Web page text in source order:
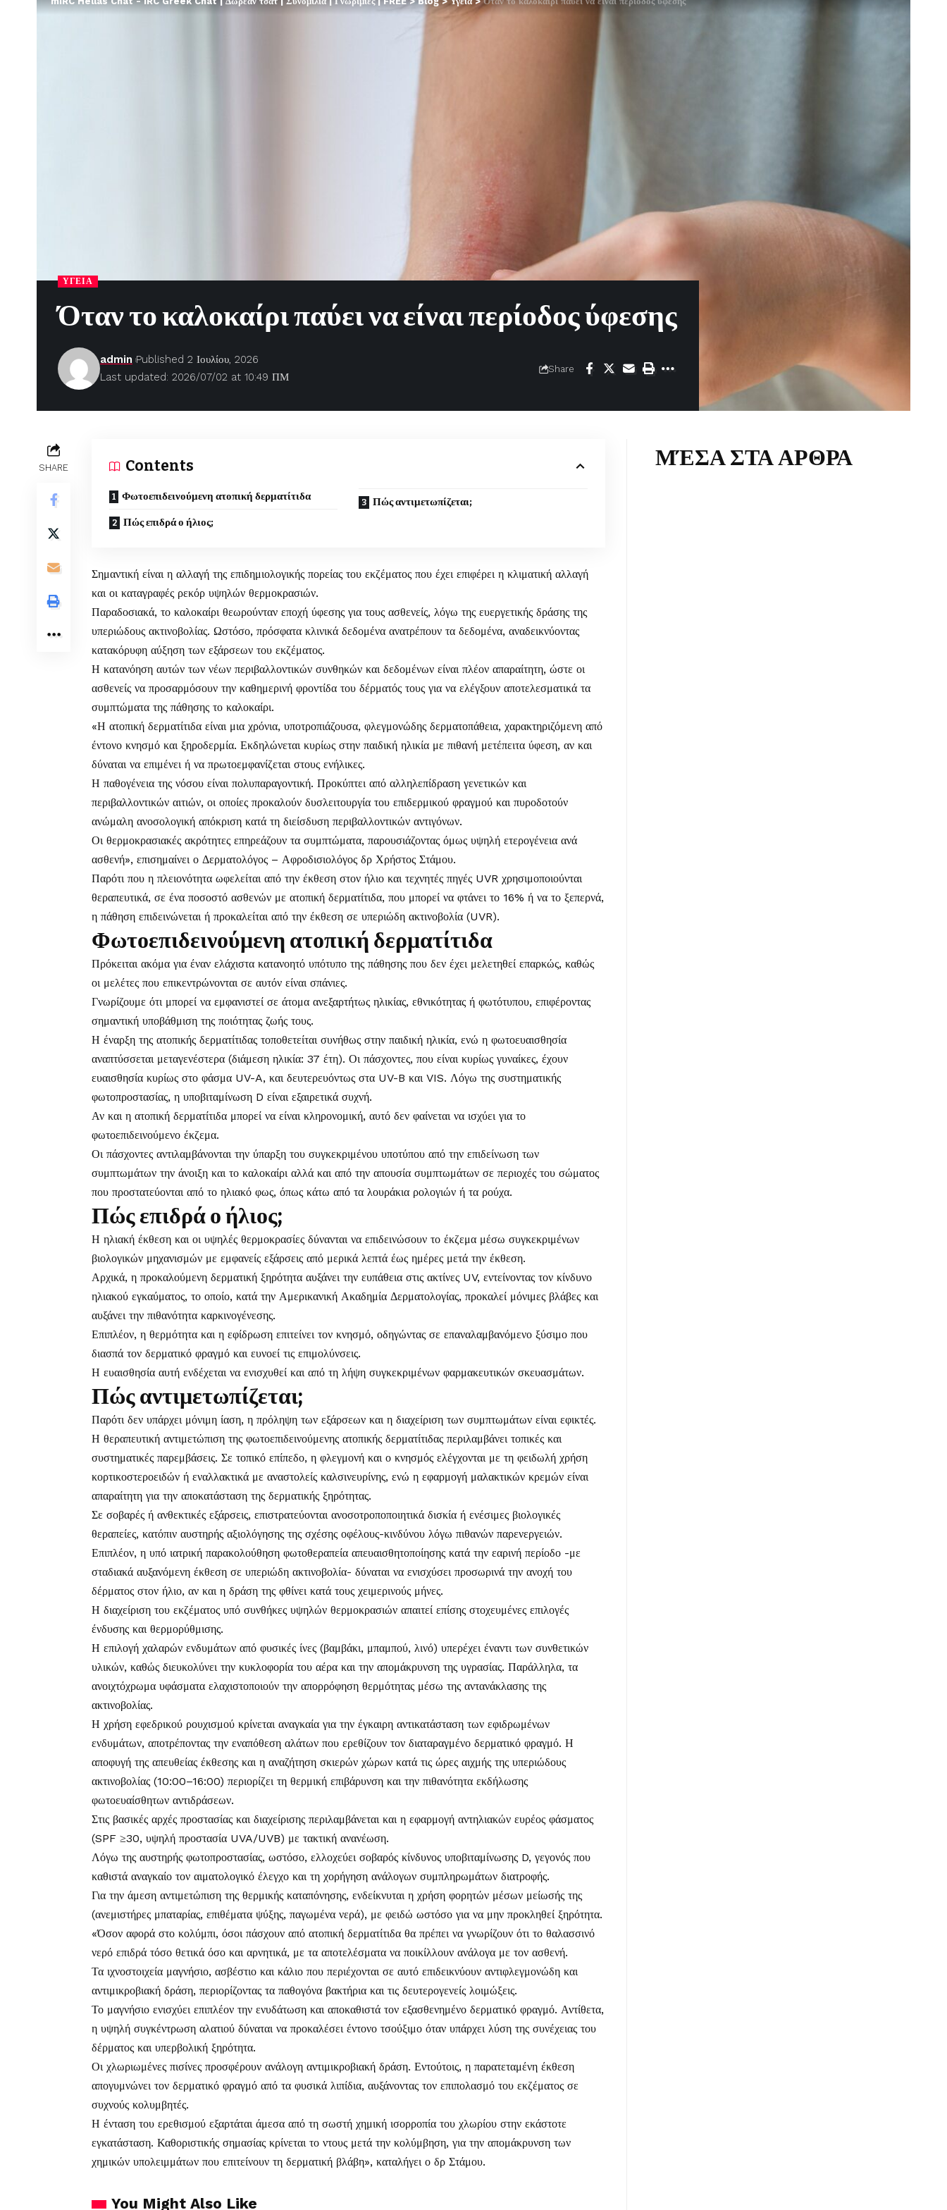
ΥΓΕΊΑ
Όταν το καλοκαίρι παύει να είναι περίοδος ύφεσης
Last updated: 2026/07/02 at 10:49 ΠΜ
admin Published 2 Ιουλίου, 2026
Share
SHARE Contents
Φωτοεπιδεινούμενη ατοπική δερματίτιδα
Πώς επιδρά ο ήλιος;
Πώς αντιμετωπίζεται;
Σημαντική είναι η αλλαγή της επιδημιολογικής πορείας του εκζέματος που έχει επιφέρει η κλιματική αλλαγή
και οι καταγραφές ρεκόρ υψηλών θερμοκρασιών.
Παραδοσιακά, το καλοκαίρι θεωρούνταν εποχή ύφεσης για τους ασθενείς, λόγω της ευεργετικής δράσης της
υπεριώδους ακτινοβολίας. Ωστόσο, πρόσφατα κλινικά δεδομένα ανατρέπουν τα δεδομένα, αναδεικνύοντας
κατακόρυφη αύξηση των εξάρσεων του εκζέματος.
Η κατανόηση αυτών των νέων περιβαλλοντικών συνθηκών και δεδομένων είναι πλέον απαραίτητη, ώστε οι
ασθενείς να προσαρμόσουν την καθημερινή φροντίδα του δέρματός τους για να ελέγξουν αποτελεσματικά τα
συμπτώματα της πάθησης το καλοκαίρι.
«Η ατοπική δερματίτιδα είναι μια χρόνια, υποτροπιάζουσα, φλεγμονώδης δερματοπάθεια, χαρακτηριζόμενη από
έντονο κνησμό και ξηροδερμία. Εκδηλώνεται κυρίως στην παιδική ηλικία με πιθανή μετέπειτα ύφεση, αν και
δύναται να επιμένει ή να πρωτοεμφανίζεται στους ενήλικες.
Η παθογένεια της νόσου είναι πολυπαραγοντική. Προκύπτει από αλληλεπίδραση γενετικών και
περιβαλλοντικών αιτιών, οι οποίες προκαλούν δυσλειτουργία του επιδερμικού φραγμού και πυροδοτούν
ανώμαλη ανοσολογική απόκριση κατά τη διείσδυση περιβαλλοντικών αντιγόνων.
Οι θερμοκρασιακές ακρότητες επηρεάζουν τα συμπτώματα, παρουσιάζοντας όμως υψηλή ετερογένεια ανά
ασθενή», επισημαίνει ο Δερματολόγος – Αφροδισιολόγος δρ Χρήστος Στάμου.
Παρότι που η πλειονότητα ωφελείται από την έκθεση στον ήλιο και τεχνητές πηγές UVR χρησιμοποιούνται
θεραπευτικά, σε ένα ποσοστό ασθενών με ατοπική δερματίτιδα, που μπορεί να φτάνει το 16% ή να το ξεπερνά,
η πάθηση επιδεινώνεται ή προκαλείται από την έκθεση σε υπεριώδη ακτινοβολία (UVR).
Φωτοεπιδεινούμενη ατοπική δερματίτιδα
Πρόκειται ακόμα για έναν ελάχιστα κατανοητό υπότυπο της πάθησης που δεν έχει μελετηθεί επαρκώς, καθώς
οι μελέτες που επικεντρώνονται σε αυτόν είναι σπάνιες.
Γνωρίζουμε ότι μπορεί να εμφανιστεί σε άτομα ανεξαρτήτως ηλικίας, εθνικότητας ή φωτότυπου, επιφέροντας
σημαντική υποβάθμιση της ποιότητας ζωής τους.
Η έναρξη της ατοπικής δερματίτιδας τοποθετείται συνήθως στην παιδική ηλικία, ενώ η φωτοευαισθησία
αναπτύσσεται μεταγενέστερα (διάμεση ηλικία: 37 έτη). Οι πάσχοντες, που είναι κυρίως γυναίκες, έχουν
ευαισθησία κυρίως στο φάσμα UV-A, και δευτερευόντως στα UV-B και VIS. Λόγω της συστηματικής
φωτοπροστασίας, η υποβιταμίνωση D είναι εξαιρετικά συχνή.
Αν και η ατοπική δερματίτιδα μπορεί να είναι κληρονομική, αυτό δεν φαίνεται να ισχύει για το
φωτοεπιδεινούμενο έκζεμα.
Οι πάσχοντες αντιλαμβάνονται την ύπαρξη του συγκεκριμένου υποτύπου από την επιδείνωση των
συμπτωμάτων την άνοιξη και το καλοκαίρι αλλά και από την απουσία συμπτωμάτων σε περιοχές του σώματος
που προστατεύονται από το ηλιακό φως, όπως κάτω από τα λουράκια ρολογιών ή τα ρούχα.
Πώς επιδρά ο ήλιος;
Η ηλιακή έκθεση και οι υψηλές θερμοκρασίες δύνανται να επιδεινώσουν το έκζεμα μέσω συγκεκριμένων
βιολογικών μηχανισμών με εμφανείς εξάρσεις από μερικά λεπτά έως ημέρες μετά την έκθεση.
Αρχικά, η προκαλούμενη δερματική ξηρότητα αυξάνει την ευπάθεια στις ακτίνες UV, εντείνοντας τον κίνδυνο
ηλιακού εγκαύματος, το οποίο, κατά την Αμερικανική Ακαδημία Δερματολογίας, προκαλεί μόνιμες βλάβες και
αυξάνει την πιθανότητα καρκινογένεσης.
Επιπλέον, η θερμότητα και η εφίδρωση επιτείνει τον κνησμό, οδηγώντας σε επαναλαμβανόμενο ξύσιμο που
διασπά τον δερματικό φραγμό και ευνοεί τις επιμολύνσεις.
Η ευαισθησία αυτή ενδέχεται να ενισχυθεί και από τη λήψη συγκεκριμένων φαρμακευτικών σκευασμάτων.
Πώς αντιμετωπίζεται;
Παρότι δεν υπάρχει μόνιμη ίαση, η πρόληψη των εξάρσεων και η διαχείριση των συμπτωμάτων είναι εφικτές.
Η θεραπευτική αντιμετώπιση της φωτοεπιδεινούμενης ατοπικής δερματίτιδας περιλαμβάνει τοπικές και
συστηματικές παρεμβάσεις. Σε τοπικό επίπεδο, η φλεγμονή και ο κνησμός ελέγχονται με τη φειδωλή χρήση
κορτικοστεροειδών ή εναλλακτικά με αναστολείς καλσινευρίνης, ενώ η εφαρμογή μαλακτικών κρεμών είναι
απαραίτητη για την αποκατάσταση της δερματικής ξηρότητας.
Σε σοβαρές ή ανθεκτικές εξάρσεις, επιστρατεύονται ανοσοτροποποιητικά δισκία ή ενέσιμες βιολογικές
θεραπείες, κατόπιν αυστηρής αξιολόγησης της σχέσης οφέλους-κινδύνου λόγω πιθανών παρενεργειών.
Επιπλέον, η υπό ιατρική παρακολούθηση φωτοθεραπεία απευαισθητοποίησης κατά την εαρινή περίοδο -με
σταδιακά αυξανόμενη έκθεση σε υπεριώδη ακτινοβολία- δύναται να ενισχύσει προσωρινά την ανοχή του
δέρματος στον ήλιο, αν και η δράση της φθίνει κατά τους χειμερινούς μήνες.
Η διαχείριση του εκζέματος υπό συνθήκες υψηλών θερμοκρασιών απαιτεί επίσης στοχευμένες επιλογές
ένδυσης και θερμορύθμισης.
Η επιλογή χαλαρών ενδυμάτων από φυσικές ίνες (βαμβάκι, μπαμπού, λινό) υπερέχει έναντι των συνθετικών
υλικών, καθώς διευκολύνει την κυκλοφορία του αέρα και την απομάκρυνση της υγρασίας. Παράλληλα, τα
ανοιχτόχρωμα υφάσματα ελαχιστοποιούν την απορρόφηση θερμότητας μέσω της αντανάκλασης της
ακτινοβολίας.
Η χρήση εφεδρικού ρουχισμού κρίνεται αναγκαία για την έγκαιρη αντικατάσταση των εφιδρωμένων
ενδυμάτων, αποτρέποντας την εναπόθεση αλάτων που ερεθίζουν τον διαταραγμένο δερματικό φραγμό. Η
αποφυγή της απευθείας έκθεσης και η αναζήτηση σκιερών χώρων κατά τις ώρες αιχμής της υπεριώδους
ακτινοβολίας (10:00–16:00) περιορίζει τη θερμική επιβάρυνση και την πιθανότητα εκδήλωσης
φωτοευαίσθητων αντιδράσεων.
Στις βασικές αρχές προστασίας και διαχείρισης περιλαμβάνεται και η εφαρμογή αντηλιακών ευρέος φάσματος
(SPF ≥30, υψηλή προστασία UVA/UVB) με τακτική ανανέωση.
Λόγω της αυστηρής φωτοπροστασίας, ωστόσο, ελλοχεύει σοβαρός κίνδυνος υποβιταμίνωσης D, γεγονός που
καθιστά αναγκαίο τον αιματολογικό έλεγχο και τη χορήγηση ανάλογων συμπληρωμάτων διατροφής.
Για την άμεση αντιμετώπιση της θερμικής καταπόνησης, ενδείκνυται η χρήση φορητών μέσων μείωσής της
(ανεμιστήρες μπαταρίας, επιθέματα ψύξης, παγωμένα νερά), με φειδώ ωστόσο για να μην προκληθεί ξηρότητα.
«Όσον αφορά στο κολύμπι, όσοι πάσχουν από ατοπική δερματίτιδα θα πρέπει να γνωρίζουν ότι το θαλασσινό
νερό επιδρά τόσο θετικά όσο και αρνητικά, με τα αποτελέσματα να ποικίλλουν ανάλογα με τον ασθενή.
Τα ιχνοστοιχεία μαγνήσιο, ασβέστιο και κάλιο που περιέχονται σε αυτό επιδεικνύουν αντιφλεγμονώδη και
αντιμικροβιακή δράση, περιορίζοντας τα παθογόνα βακτήρια και τις δευτερογενείς λοιμώξεις.
Το μαγνήσιο ενισχύει επιπλέον την ενυδάτωση και αποκαθιστά τον εξασθενημένο δερματικό φραγμό. Αντίθετα,
η υψηλή συγκέντρωση αλατιού δύναται να προκαλέσει έντονο τσούξιμο όταν υπάρχει λύση της συνέχειας του
δέρματος και υπερβολική ξηρότητα.
Οι χλωριωμένες πισίνες προσφέρουν ανάλογη αντιμικροβιακή δράση. Εντούτοις, η παρατεταμένη έκθεση
απογυμνώνει τον δερματικό φραγμό από τα φυσικά λιπίδια, αυξάνοντας τον επιπολασμό του εκζέματος σε
συχνούς κολυμβητές.
Η ένταση του ερεθισμού εξαρτάται άμεσα από τη σωστή χημική ισορροπία του χλωρίου στην εκάστοτε
εγκατάσταση. Καθοριστικής σημασίας κρίνεται το ντους μετά την κολύμβηση, για την απομάκρυνση των
χημικών υπολειμμάτων που επιτείνουν τη δερματική βλάβη», καταλήγει ο δρ Στάμου.
You Might Also Like
ΜΈΣΑ ΣΤΑ ΑΡΘΡΑ